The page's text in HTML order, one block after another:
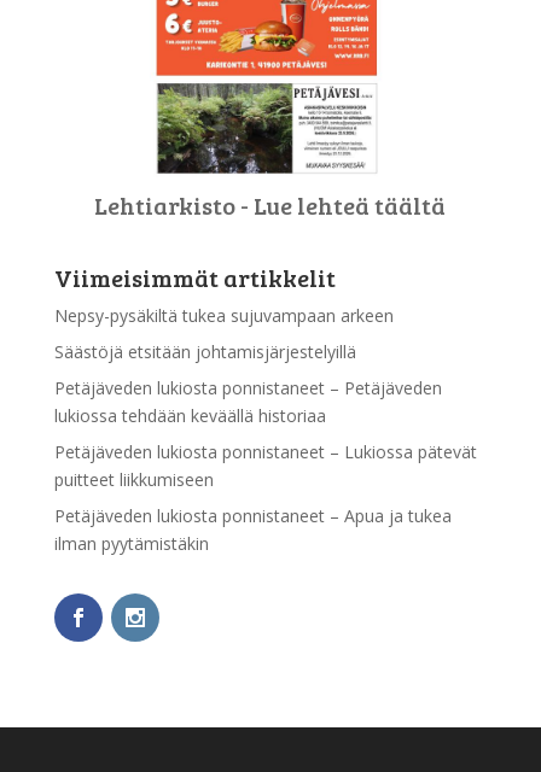
Lehtiarkisto - Lue lehteä täältä
Viimeisimmät artikkelit
Nepsy-pysäkiltä tukea sujuvampaan arkeen
Säästöjä etsitään johtamisjärjestelyillä
Petäjäveden lukiosta ponnistaneet – Petäjäveden
lukiossa tehdään keväällä historiaa
Petäjäveden lukiosta ponnistaneet – Lukiossa pätevät
puitteet liikkumiseen
Petäjäveden lukiosta ponnistaneet – Apua ja tukea
ilman pyytämistäkin